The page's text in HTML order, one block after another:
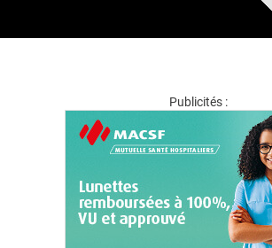
Publicités :